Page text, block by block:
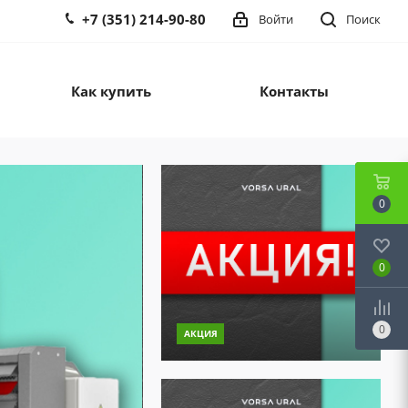
Поиск
Войти
+7 (351) 214-90-80
Как купить Контакты
АКЦИЯ
0
0
0